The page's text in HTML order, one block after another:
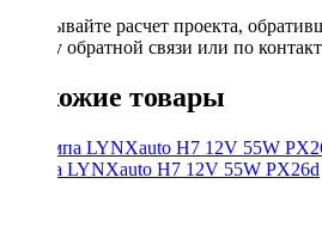
Заказывайте расчет проекта,
форму обратной связи или по
Похожие товары
Лампа LYNXauto H7 12V 55W PX26d